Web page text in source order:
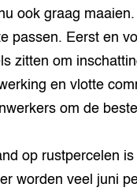
ook graag
passen. Eerst en
zitten om
en vlotte
om de
op rustpercelen
worden veel juni